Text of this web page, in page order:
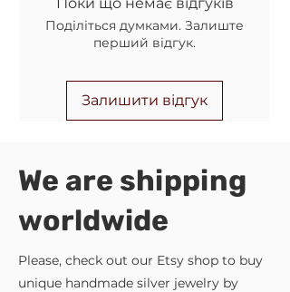
Передоплата 150грн. на рахунок, а
решту післяплатою на Новій Пошті.
Укрпошта (якщо не вказано номер
відділення НП)
Поділіться думками. Залиште
перший відгук.
Залишити відгук
We are shipping
worldwide
Please, check out our Etsy shop to buy
unique handmade silver jewelry by